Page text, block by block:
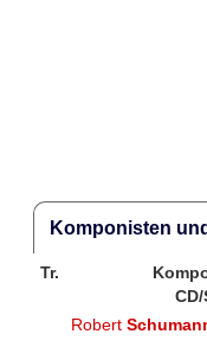
Komponisten
Tr.
Robert